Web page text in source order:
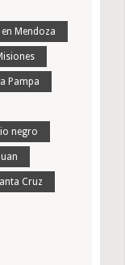
en Mendoza
Pampa
negro
Cruz